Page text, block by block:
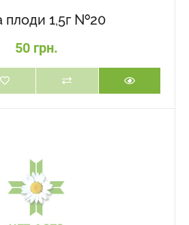
плоди 1,5г №20
50 грн.